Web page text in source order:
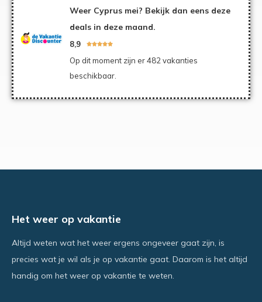
Weer Cyprus mei? Bekijk dan eens deze
deals in deze maand.
8,9 
Op dit moment zijn er 482 vakanties
beschikbaar.
Het weer op vakantie
Altijd weten wat het weer ergens ongeveer gaat zijn, is
precies wat je wil als je op vakantie gaat. Daarom is het altijd
handig om het weer op vakantie te weten.